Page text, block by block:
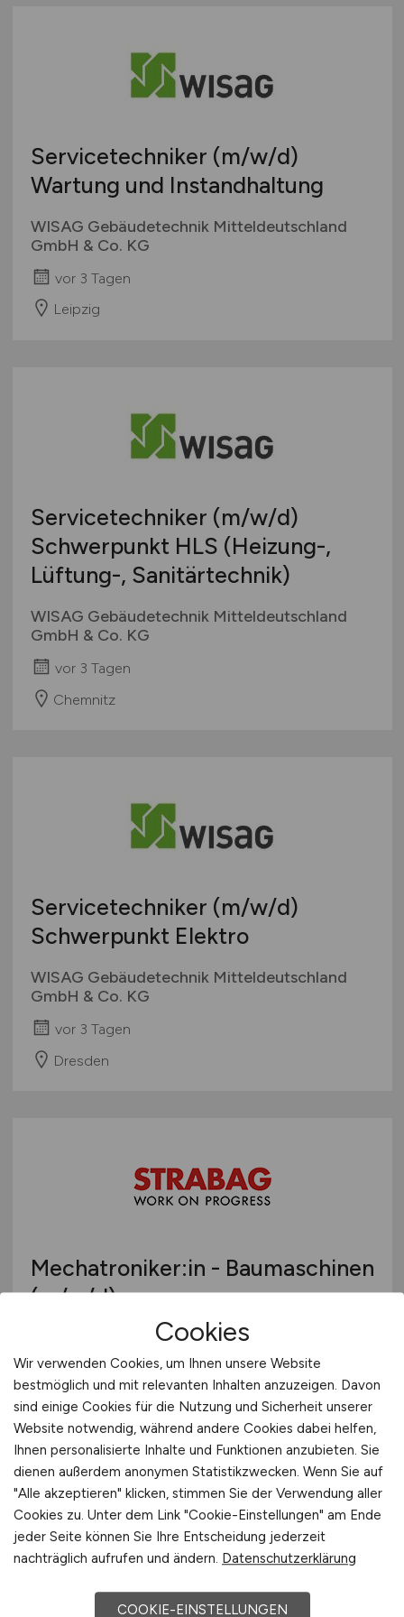
Servicetechniker (m/w/d)
Wartung und Instandhaltung
WISAG Gebäudetechnik Mitteldeutschland
GmbH & Co. KG
vor 3 Tagen
Leipzig
Servicetechniker (m/w/d)
Schwerpunkt HLS (Heizung-,
Lüftung-, Sanitärtechnik)
WISAG Gebäudetechnik Mitteldeutschland
GmbH & Co. KG
vor 3 Tagen
Chemnitz
Servicetechniker (m/w/d)
Schwerpunkt Elektro
WISAG Gebäudetechnik Mitteldeutschland
GmbH & Co. KG
vor 3 Tagen
Dresden
Mechatroniker:in - Baumaschinen
(m/w/d)
STRABAG BMTI GmbH & Co. KG - Region
Mitte
vor 3 Tagen
Schkeuditz
Cookies
Wir verwenden Cookies, um Ihnen unsere Website
bestmöglich und mit relevanten Inhalten anzuzeigen. Davon
sind einige Cookies für die Nutzung und Sicherheit unserer
Website notwendig, während andere Cookies dabei helfen,
Ihnen personalisierte Inhalte und Funktionen anzubieten. Sie
dienen außerdem anonymen Statistikzwecken. Wenn Sie auf
"Alle akzeptieren" klicken, stimmen Sie der Verwendung aller
Cookies zu. Unter dem Link "Cookie-Einstellungen" am Ende
jeder Seite können Sie Ihre Entscheidung jederzeit
nachträglich aufrufen und ändern. Datenschutzerklärung
COOKIE-EINSTELLUNGEN